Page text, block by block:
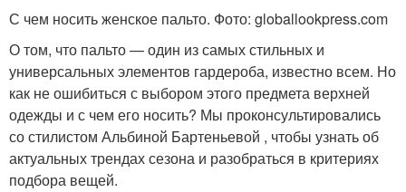
С чем носить женское пальто. Фото: globallookpress.com
О том, что пальто — один из самых стильных и
универсальных элементов гардероба, известно всем. Но
как не ошибиться с выбором этого предмета верхней
одежды и с чем его носить? Мы проконсультировались
со стилистом Альбиной Бартеньевой , чтобы узнать об
актуальных трендах сезона и разобраться в критериях
подбора вещей.